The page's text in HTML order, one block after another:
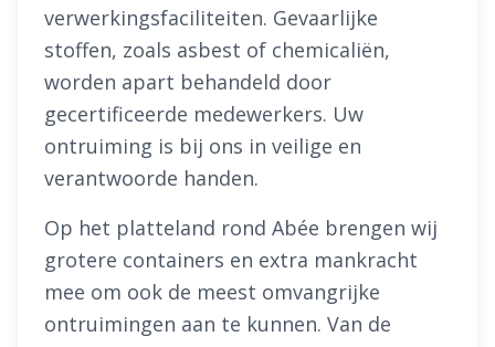
verwerkingsfaciliteiten. Gevaarlijke
stoffen, zoals asbest of chemicaliën,
worden apart behandeld door
gecertificeerde medewerkers. Uw
ontruiming is bij ons in veilige en
verantwoorde handen.
Op het platteland rond Abée brengen wij
grotere containers en extra mankracht
mee om ook de meest omvangrijke
ontruimingen aan te kunnen. Van de